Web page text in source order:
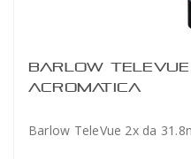
BARLOW
ACROMATICA
Barlow TeleVue 2x da